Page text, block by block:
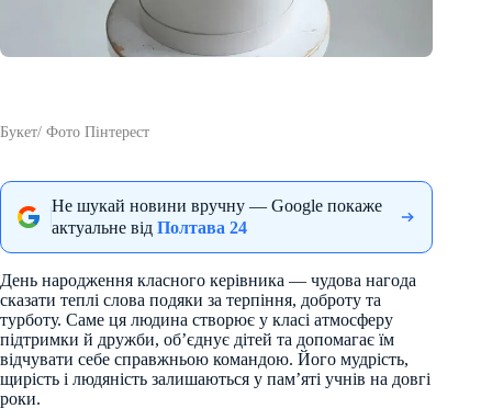
Букет/ Фото Пінтерест
Не шукай новини вручну — Google покаже
актуальне від Полтава 24
День народження класного керівника — чудова нагода
сказати теплі слова подяки за терпіння, доброту та
турботу. Саме ця людина створює у класі атмосферу
підтримки й дружби, об’єднує дітей та допомагає їм
відчувати себе справжньою командою. Його мудрість,
щирість і людяність залишаються у пам’яті учнів на довгі
роки.